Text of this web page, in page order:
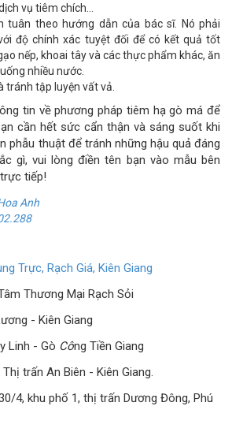
vụ tiêm chích…
tuân theo hướng dẫn của bác sĩ. Nó phải
độ chính xác tuyệt đối để có kết quả tốt
nếp, khoai tây và các thực phẩm khác, ăn
nhiều nước.
tránh tập luyện vất vả.
tin về phương pháp tiêm hạ gò má để
cần hết sức cẩn thận và sáng suốt khi
phẫu thuật để tránh những hậu quả đáng
gì, vui lòng điền tên bạn vào mẫu bên
tiếp!
Anh
Trực, Rạch Giá, Kiên Giang
Thương Mại Rạch Sỏi
- Kiên Giang
Linh - Gò Công Tiền Giang
trấn An Biên - Kiên Giang.
4, khu phố 1, thị trấn Dương Đông, Phú